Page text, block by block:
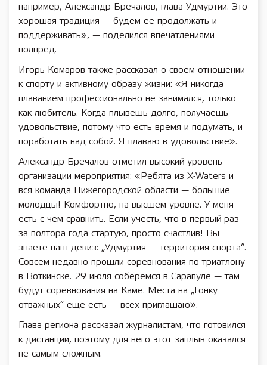
например, Александр Бречалов, глава Удмуртии. Это
хорошая традиция — будем ее продолжать и
поддерживать», — поделился впечатлениями
полпред.
Игорь Комаров также рассказал о своем отношении
к спорту и активному образу жизни: «Я никогда
плаванием профессионально не занимался, только
как любитель. Когда плывешь долго, получаешь
удовольствие, потому что есть время и подумать, и
поработать над собой. Я плаваю в удовольствие».
Александр Бречалов отметил высокий уровень
организации мероприятия: «Ребята из X-Waters и
вся команда Нижегородской области — большие
молодцы! Комфортно, на высшем уровне. У меня
есть с чем сравнить. Если учесть, что в первый раз
за полтора года стартую, просто счастлив! Вы
знаете наш девиз: „Удмуртия — территория спорта“.
Совсем недавно прошли соревнования по триатлону
в Воткинске. 29 июля соберемся в Сарапуле — там
будут соревнования на Каме. Места на „Гонку
отважных“ ещё есть — всех приглашаю».
Глава региона рассказал журналистам, что готовился
к дистанции, поэтому для него этот заплыв оказался
не самым сложным.